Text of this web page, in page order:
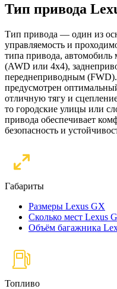
Тип привода
Тип привода — один из
управляемость и
типа привода,
(AWD или 4x4),
переднеприводным
предусмотрен
отличную тягу и
то городские улицы или
привода обеспечивает
безопасность и
Габариты
Размеры Lexus GX
Сколько мест Lexus
Объём багажника
Топливо